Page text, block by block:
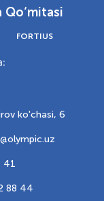
Qo‘mitasi
FORTIUS
ko'chasi, 6
41
88 44